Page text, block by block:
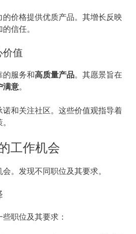
价格提供优质产品。其增长反映
信任。
价值
的服务和高质量产品。其愿景旨在
满意。
和关注社区。这些价值观指导着
工作机会
。发现不同职位及其要求。
职位及其要求：